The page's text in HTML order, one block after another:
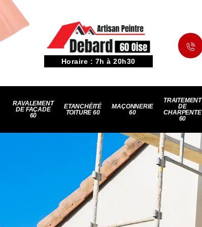
Horaire : 7h à 20h30
RAVALEMENT
DE FAÇADE
60
ETANCHÉITÉ
TOITURE 60
MAÇONNERIE
60
TRAITEMENT
DE
CHARPENTE
60